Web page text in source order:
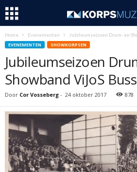
Home Evenementen Jubileumseizoen Drum- en
EVENEMENTEN SHOWKORPSEN
Jubileumseizoen
Showband ViJoS
Door Cor Vosseberg - 24 oktober 2017 878